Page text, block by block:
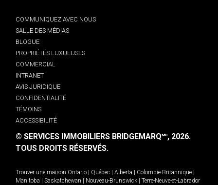
COMMUNIQUEZ AVEC NOUS
SALLE DES MÉDIAS
BLOGUE
PROPRIÉTÉS LUXUEUSES
COMMERCIAL
INTRANET
AVIS JURIDIQUE
CONFIDENTIALITÉ
TÉMOINS
ACCESSIBILITÉ
© SERVICES IMMOBILIERS BRIDGEMARQMD, 2026.
TOUS DROITS RÉSERVÉS.
Trouver une maison Ontario Québec Alberta Colombie-Britannique
Manitoba
Saskatchewan Nouveau-Brunswick
Terre-Neuve-et-Labrador